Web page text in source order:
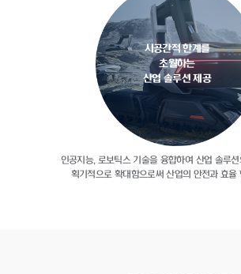
시공간적 한계를
초월하는
산업 솔루션 제공
인공지능, 로보틱스 기술을 융합하여 산업 솔루
획기적으로 확대함으로써산업의 안전과 효율